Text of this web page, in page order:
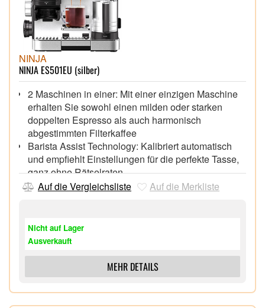
NINJA
NINJA ES501EU (silber)
2 Maschinen in einer: Mit einer einzigen Maschine
erhalten Sie sowohl einen milden oder starken
doppelten Espresso als auch harmonisch
abgestimmten Filterkaffee
Barista Assist Technology: Kalibriert automatisch
und empfiehlt Einstellungen für die perfekte Tasse,
ganz ohne Rätselraten
Automatisches Aufschäumen: Schäumt Milch
Integriertes Mahlwerk und Waage: Das präzise
Kegelmahlwerk liefert die richtige Menge an frisch
inklusive 25 Mahlgradeinstellungen
Der Kaffee bleibt länger heiß: Brüht zwischen 90–
96 °C, mit eingebautem Tassenwärmer, der Ihren
Kaffee heiß hält
Auf die Vergleichsliste Auf die Merkliste
Nicht auf Lager
Ausverkauft
MEHR DETAILS